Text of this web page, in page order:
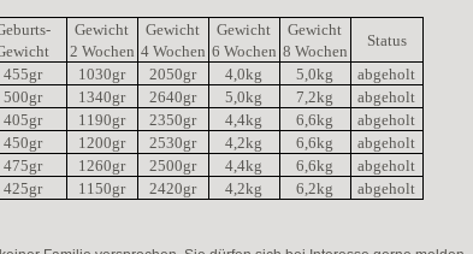
Gewicht
2 Wochen
Gewicht
4 Wochen
Gewicht
6 Wochen
Gewicht
8 Wochen
Status
455gr 1030gr 2050gr 4,0kg 5,0kg
abgeholt
500gr 1340gr 2640gr 5,0kg 7,2kg
abgeholt
405gr 1190gr 2350gr 4,4kg 6,6kg
abgeholt
450gr 1200gr 2530gr 4,2kg 6,6kg
abgeholt
475gr 1260gr 2500gr 4,4kg 6,6kg
abgeholt
425gr 1150gr 2420gr 4,2kg 6,2kg abgeholt